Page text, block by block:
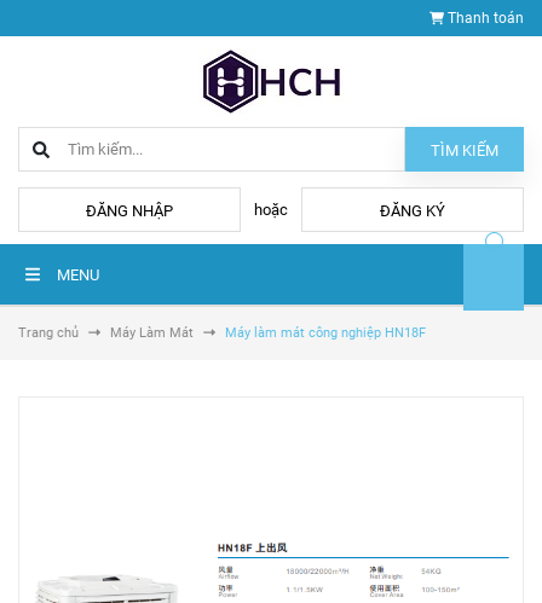
Thanh toán
TÌM KIẾM
ĐĂNG NHẬP hoặc ĐĂNG KÝ
MENU
Trang chủ Máy Làm Mát Máy làm mát công nghiệp HN18F